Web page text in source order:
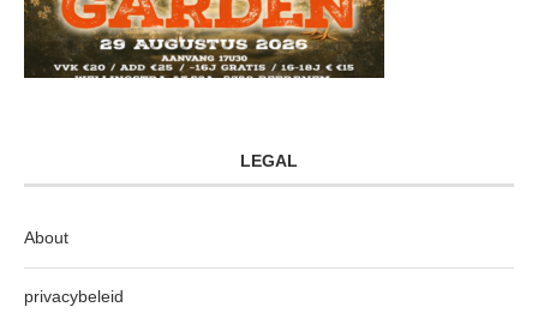
LEGAL
About
privacybeleid